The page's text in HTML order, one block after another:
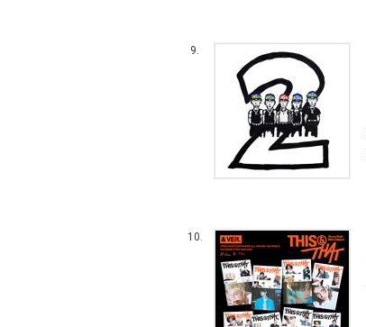
9.
10.